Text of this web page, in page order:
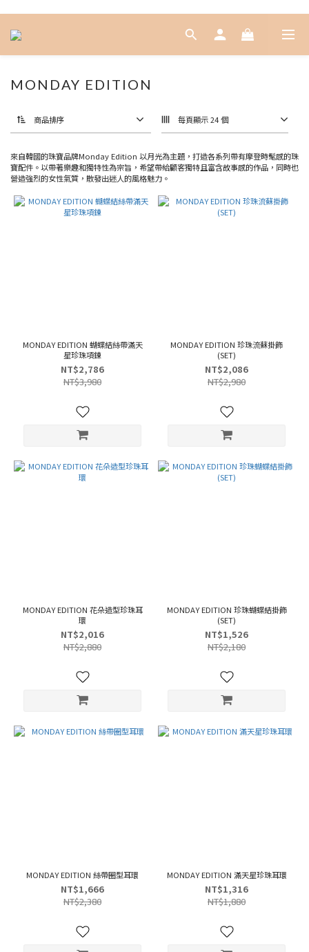
MONDAY EDITION
商品排序 每頁顯示 24 個
來自韓國的珠寶品牌Monday Edition 以月光為主題，打造各系列帶有摩登時髦感的珠
寶配件。以帶著樂趣和獨特性為宗旨，希望帶給顧客獨特且富含故事感的作品，同時也
營造強烈的女性氣質，散發出迷人的風格魅力。
MONDAY EDITION 蝴蝶結絲帶滿天
星珍珠項鍊
NT$2,786
NT$3,980
MONDAY EDITION 珍珠流蘇掛飾
(SET)
NT$2,086
NT$2,980
MONDAY EDITION 花朵造型珍珠耳
環
NT$2,016
NT$2,880
MONDAY EDITION 珍珠蝴蝶結掛飾
(SET)
NT$1,526
NT$2,180
MONDAY EDITION 絲帶圈型耳環
NT$1,666
NT$2,380
MONDAY EDITION 滿天星珍珠耳環
NT$1,316
NT$1,880